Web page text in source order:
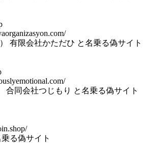
有限会社かただひ と名乗る偽サイト
合同会社つじもり と名乗る偽サイト
乗る偽サイト